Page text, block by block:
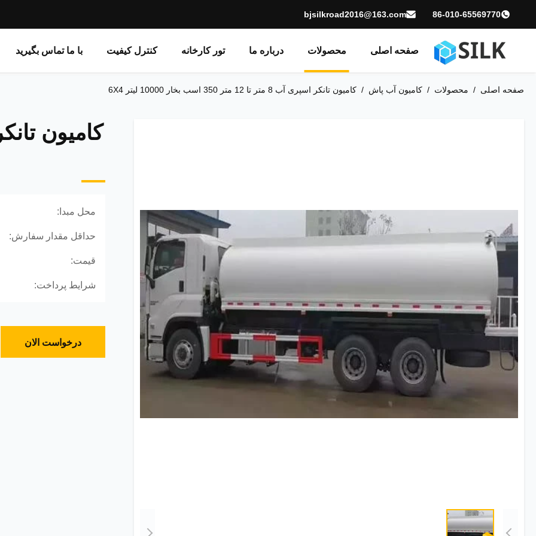
86-010-65569770
bjsilkroad2016@163.com
صفحه اصلی محصولات درباره ما تور کارخانه کنترل کیفیت با ما تماس بگیرید
صفحه اصلی / محصولات / کامیون آب پاش / کامیون تانکر اسپری آب 8 متر تا 12 متر 350 اسب بخار 10000 لیتر 6X4
محل مبدا:
حداقل مقدار سفارش:
قیمت:
شرایط پرداخت:
درخواست الان